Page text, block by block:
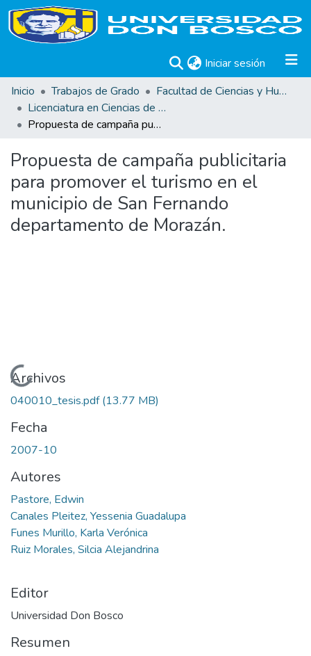
Iniciar sesión (current)
Inicio
Trabajos de Grado
Facultad de Ciencias y Humanidades
Licenciatura en Ciencias de la Comunicación
Propuesta de campaña publicitaria para promover el turismo en el municipio de San Fernando departamento de Morazán.
Propuesta de campaña publicitaria
para promover el turismo en el
municipio de San Fernando
departamento de Morazán.
Cargando...
Archivos
040010_tesis.pdf(13.77 MB)
Fecha
2007-10
Autores
Pastore, Edwin
Canales Pleitez, Yessenia Guadalupa
Funes Murillo, Karla Verónica
Ruiz Morales, Silcia Alejandrina
Editor
Universidad Don Bosco
Resumen